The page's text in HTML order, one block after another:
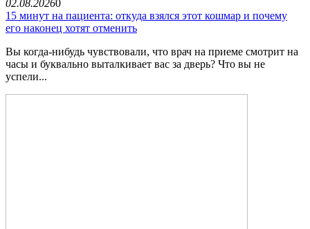
02.08.20260
15 минут на пациента: откуда взялся этот кошмар и почему
его наконец хотят отменить
Вы когда-нибудь чувствовали, что врач на приеме смотрит на
часы и буквально выталкивает вас за дверь? Что вы не
успели...